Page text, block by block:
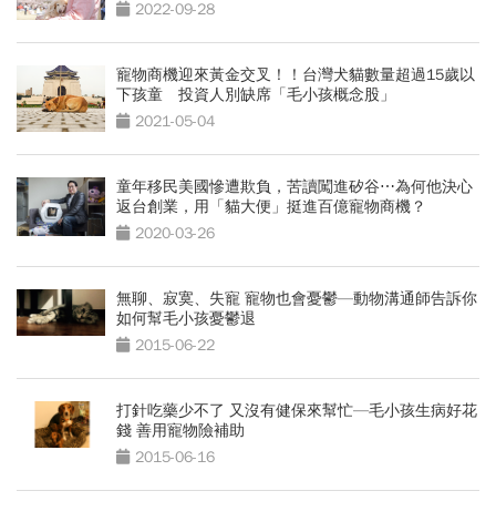
2022-09-28
寵物商機迎來黃金交叉！！台灣犬貓數量超過15歲以
下孩童 投資人別缺席「毛小孩概念股」
2021-05-04
童年移民美國慘遭欺負，苦讀闖進矽谷⋯為何他決心
返台創業，用「貓大便」挺進百億寵物商機？
2020-03-26
無聊、寂寞、失寵 寵物也會憂鬱—動物溝通師告訴你
如何幫毛小孩憂鬱退
2015-06-22
打針吃藥少不了 又沒有健保來幫忙—毛小孩生病好花
錢 善用寵物險補助
2015-06-16